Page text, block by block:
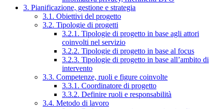
3. Pianificazione, gestione e strategia
3.1. Obiettivi del progetto
3.2. Tipologie di progetti
3.2.1. Tipologie di progetto in base agli attori
coinvolti nel servizio
3.2.2. Tipologie di progetto in base al focus
3.2.3. Tipologie di progetto in base all’ambito di
intervento
3.3. Competenze, ruoli e figure coinvolte
3.3.1. Coordinatore di progetto
3.3.2. Definire ruoli e responsabilità
3.4. Metodo di lavoro